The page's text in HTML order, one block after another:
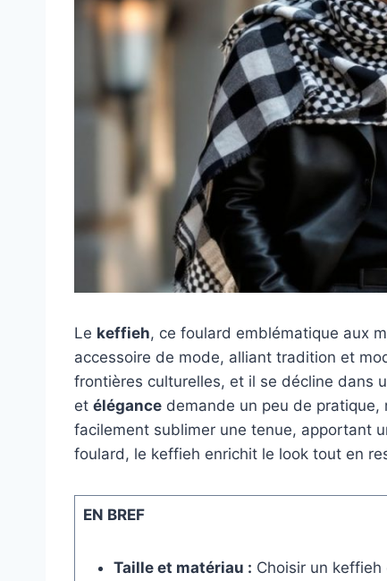
Le keffieh, ce foulard emblématique aux
accessoire de mode, alliant tradition et
frontières culturelles, et il se décline dans
et élégance demande un peu de pratique,
facilement sublimer une tenue, apportant
foulard, le keffieh enrichit le look tout en
EN BREF
Taille et matériau : Choisir un